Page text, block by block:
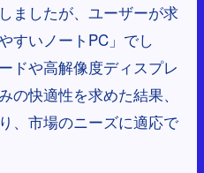
ましたが、ユーザーが求
すいノートPC」でし
ドや高解像度ディスプレ
の快適性を求めた結果、
、市場のニーズに適応で